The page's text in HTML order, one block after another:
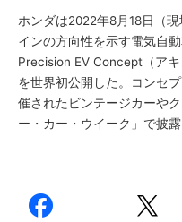
ホンダは2022年8月18日（
インの方向性を示す電気自
Precision EV Concept（アキ
を世界初公開した。コンセ
催されたビンテージカーや
ー・カー・ウイーク」で披露